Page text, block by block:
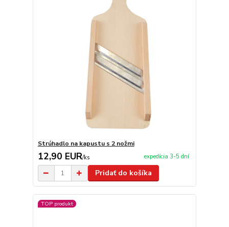
Strúhadlo na kapustu s 2 nožmi
12,90 EUR/ks expedícia 3-5 dní
Pridať do košíka
TOP produkt